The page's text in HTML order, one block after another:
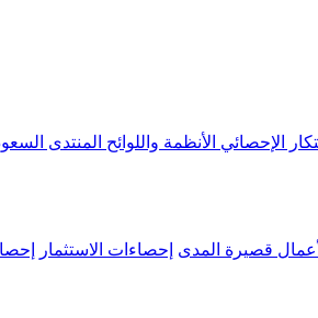
الإحصائي الأنظمة واللوائح المنتدى
قصيرة المدى إحصاءات الاستثمار